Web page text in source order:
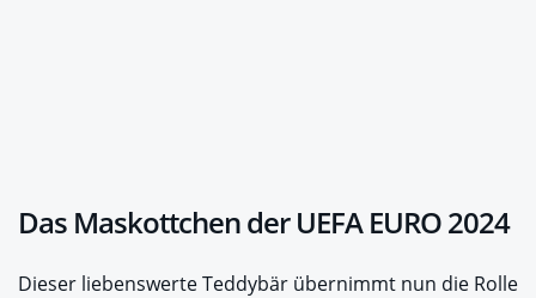
Das Maskottchen der UEFA EURO 2024
Dieser liebenswerte Teddybär übernimmt nun die Rolle